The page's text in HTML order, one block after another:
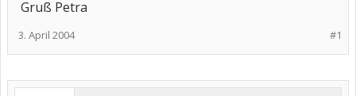
Gruß Petra
#1
3. April 2004